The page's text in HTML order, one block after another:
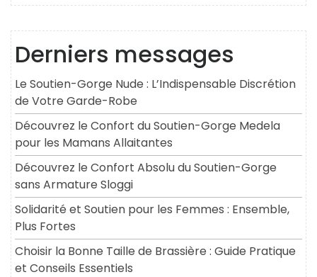
Derniers messages
Le Soutien-Gorge Nude : L’Indispensable Discrétion
de Votre Garde-Robe
Découvrez le Confort du Soutien-Gorge Medela
pour les Mamans Allaitantes
Découvrez le Confort Absolu du Soutien-Gorge
sans Armature Sloggi
Solidarité et Soutien pour les Femmes : Ensemble,
Plus Fortes
Choisir la Bonne Taille de Brassière : Guide Pratique
et Conseils Essentiels